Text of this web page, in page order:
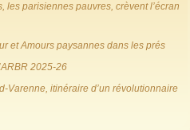
les parisiennes pauvres, crèvent l’écran
et Amours paysannes dans les prés
2025-26
Varenne, itinéraire d’un révolutionnaire